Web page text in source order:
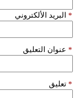
البريد الألكتروني *
عنوان التعليق *
تعليق *